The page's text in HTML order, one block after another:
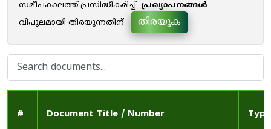
സമീപകാലത്ത് പ്രസിദ്ധീകരിച്ച് പ്രഖ്യാപനങ്ങൾ .
വിപുലമായി തിരയുന്നതിന്
തിരയുക
# Document Title / Number Type